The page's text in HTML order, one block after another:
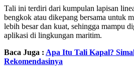
Tali ini terdiri dari kumpulan lapisan
bengkok atau dikepang bersama untuk
lebih besar dan kuat, sehingga mampu
aplikasi di lingkungan maritim.
Baca Juga : Apa Itu Tali Kapal?
Rekomendasinya